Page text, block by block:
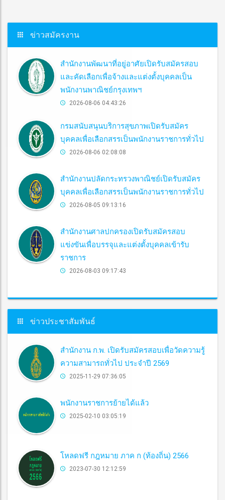
ข่าวสมัครงาน
สำนักงานพัฒนาที่อยู่อาศัยเปิดรับสมัครสอบ
และคัดเลือกเพื่อจ้างและแต่งตั้งบุคคลเป็น
พนักงานพาณิชย์กรุงเทพฯ
2026-08-06 04:43:26
กรมสนับสนุนบริการสุขภาพเปิดรับสมัคร
บุคคลเพื่อเลือกสรรเป็นพนักงานราชการทั่วไป
2026-08-06 02:08:08
สำนักงานปลัดกระทรวงพาณิชย์เปิดรับสมัคร
บุคคลเพื่อเลือกสรรเป็นพนักงานราชการทั่วไป
2026-08-05 09:13:16
สำนักงานศาลปกครองเปิดรับสมัครสอบ
แข่งขันเพื่อบรรจุและแต่งตั้งบุคคลเข้ารับ
ราชการ
2026-08-03 09:17:43
ข่าวประชาสัมพันธ์
สำนักงาน ก.พ. เปิดรับสมัครสอบเพื่อวัดความรู้
ความสามารถทั่วไป ประจำปี 2569
2025-11-29 07:36:05
พนักงานราชการย้ายได้แล้ว
2025-02-10 03:05:19
โหลดฟรี กฎหมาย ภาค ก (ท้องถิ่น) 2566
2023-07-30 12:12:59